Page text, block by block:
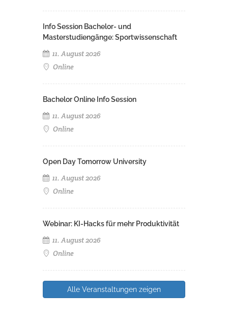
Info Session Bachelor- und
Masterstudiengänge: Sportwissenschaft
11. August 2026
Online
Bachelor Online Info Session
11. August 2026
Online
Open Day Tomorrow University
11. August 2026
Online
Webinar: KI-Hacks für mehr Produktivität
11. August 2026
Online
Alle Veranstaltungen zeigen